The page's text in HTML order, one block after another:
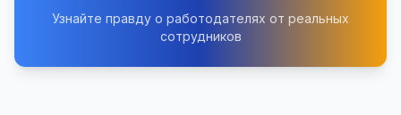
Узнайте правду о работодателях от реальных
сотрудников